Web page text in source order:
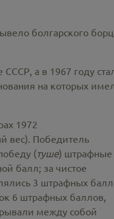
болгарского
а в 1967 году
на которых
1972
вес). Победитель
(туше) штрафные
балл; за чистое
3 штрафных
6 штрафных баллов,
между собой